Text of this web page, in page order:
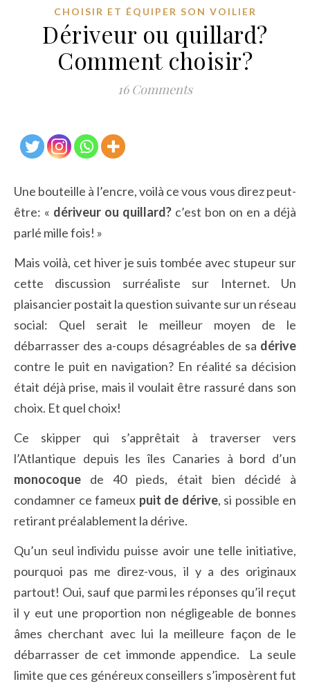
CHOISIR ET ÉQUIPER SON VOILIER
Dériveur ou quillard?
Comment choisir?
16 Comments
Une bouteille à l’encre, voilà ce vous vous direz peut-
être: « dériveur ou quillard? c’est bon on en a déjà
parlé mille fois! »
Mais voilà, cet hiver je suis tombée avec stupeur sur
cette discussion surréaliste sur Internet. Un
plaisancier postait la question suivante sur un réseau
social: Quel serait le meilleur moyen de le
débarrasser des a-coups désagréables de sa dérive
contre le puit en navigation? En réalité sa décision
était déjà prise, mais il voulait être rassuré dans son
choix. Et quel choix!
Ce skipper qui s’apprêtait à traverser vers
l’Atlantique depuis les îles Canaries à bord d’un
monocoque de 40 pieds, était bien décidé à
condamner ce fameux puit de dérive, si possible en
retirant préalablement la dérive.
Qu’un seul individu puisse avoir une telle initiative,
pourquoi pas me direz-vous, il y a des originaux
partout! Oui, sauf que parmi les réponses qu’il reçut
il y eut une proportion non négligeable de bonnes
âmes cherchant avec lui la meilleure façon de le
débarrasser de cet immonde appendice. La seule
limite que ces généreux conseillers s’imposèrent fut